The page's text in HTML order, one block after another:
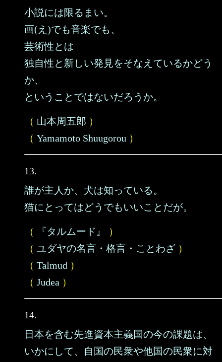
小説には限るまい。
画(え)でも音楽でも、
芸術性とは
独自性と新しい発見をそなえているかどう
か、
ということではないだろうか。
（ 山本周五郎 ）
（ Yamamoto Shuugorou ）
13.
誰が主人か、犬は知っている。
猫にとってはどうでもいいことだが。
（ 『タルムード』
）
（ ユダヤの名言・格言・ことわざ ）
（ Talmud ）
（ Judea ）
14.
日本を含む先進資本主義国の今の課題は、
いかにして、自国の民衆や他国の民衆に対